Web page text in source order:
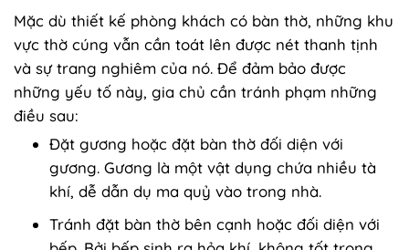
Mặc dù thiết kế phòng khách có bàn thờ, những khu
vực thờ cúng vẫn cần toát lên được nét thanh tịnh
và sự trang nghiêm của nó. Để đảm bảo được
những yếu tố này, gia chủ cần tránh phạm những
điều sau:
Đặt gương hoặc đặt bàn thờ đối diện với
gương. Gương là một vật dụng chứa nhiều tà
khí, dễ dẫn dụ ma quỷ vào trong nhà.
Tránh đặt bàn thờ bên cạnh hoặc đối diện với